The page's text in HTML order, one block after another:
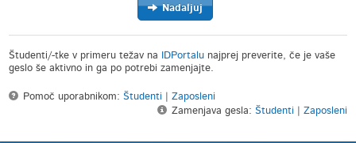
Nadaljuj
Študenti/-tke v primeru težav na IDPortalu najprej preverite, če je vaše
geslo še aktivno in ga po potrebi zamenjajte.
Pomoč uporabnikom:Študenti |Zaposleni
Zamenjava gesla: Študenti Zaposleni